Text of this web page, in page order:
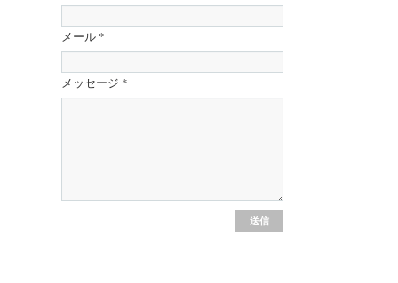
メール *
メッセージ *